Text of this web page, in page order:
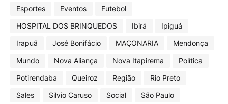
Esportes
Eventos
Futebol
HOSPITAL DOS BRINQUEDOS
Ibirá
Ipiguá
Irapuã
José Bonifácio MAÇONARIA
Mendonça
Mundo
Nova Aliança Nova Itapirema
Política
Potirendaba
Queiroz Região
Rio Preto
Sales
Silvio Caruso Social
São Paulo